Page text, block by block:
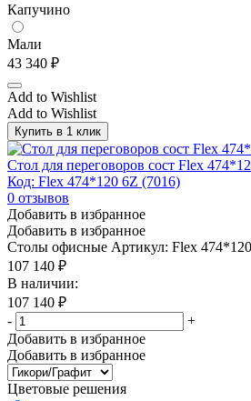
Капучино
Мали
43 340 ₽
Add to Wishlist
Add to Wishlist
Купить в 1 клик
Стол для переговоров сост Flex
Код: Flex 474*120 6Z (7016)
0 отзывов
Добавить в избранное
Добавить в избранное
Столы офисные Артикул: Flex
107 140 ₽
В наличии:
107 140 ₽
-
+
Добавить в избранное
Добавить в избранное
Цветовые решения